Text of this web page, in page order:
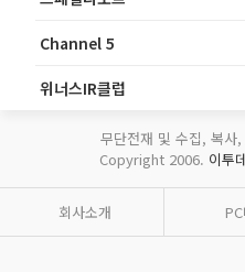
Channel 5
위너스IR클럽
무단전재 및 수집, 복사
Copyright 2006. 이투
회사소개